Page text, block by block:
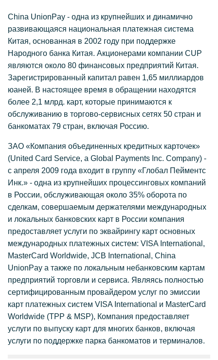
China UnionPay - одна из крупнейших и динамично
развивающаяся национальная платежная система
Китая, основанная в 2002 году при поддержке
Народного банка Китая. Акционерами компании CUP
являются около 80 финансовых предприятий Китая.
Зарегистрированный капитал равен 1,65 миллиардов
юаней. В настоящее время в обращении находятся
более 2,1 млрд. карт, которые принимаются к
обслуживанию в торгово-сервисных сетях 50 стран и
банкоматах 79 стран, включая Россию.
ЗАО «Компания объединенных кредитных карточек»
(United Card Service, a Global Payments Inc. Company) -
с апреля 2009 года входит в группу «Глобал Пейментс
Инк.» - одна из крупнейших процессинговых компаний
в России, обслуживающая около 35% оборота по
сделкам, совершаемым держателями международных
и локальных банковских карт в России компания
предоставляет услуги по эквайрингу карт основных
международных платежных систем: VISA International,
MasterCard Worldwide, JCB International, China
UnionPay а также по локальным небанковским картам
предприятий торговли и сервиса. Являясь полностью
сертифицированным провайдером услуг по эмиссии
карт платежных систем VISA International и MasterCard
Worldwide (TPP & MSP), Компания предоставляет
услуги по выпуску карт для многих банков, включая
услуги по поддержке парка банкоматов и терминалов.